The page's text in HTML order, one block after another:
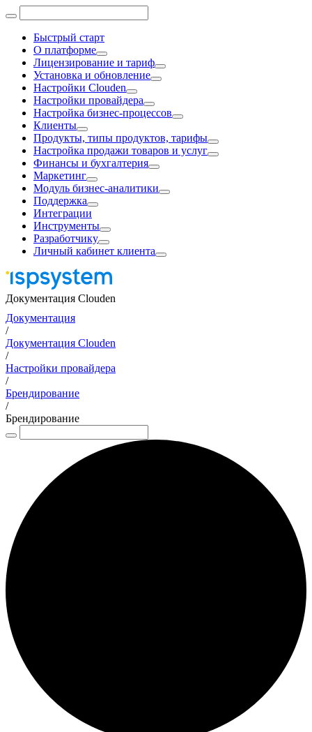
Быстрый старт
О платформе
Лицензирование и тариф
Установка и обновление
Настройки Clouden
Настройки провайдера
Настройка бизнес-процессов
Клиенты
Продукты, типы продуктов, тарифы
Настройка продажи товаров и услуг
Финансы и бухгалтерия
Маркетинг
Модуль бизнес-аналитики
Поддержка
Интеграции
Инструменты
Разработчику
Личный кабинет клиента
Документация Clouden
Документация
/
Документация Clouden
/
Настройки провайдера
/
Брендирование
/
Брендирование